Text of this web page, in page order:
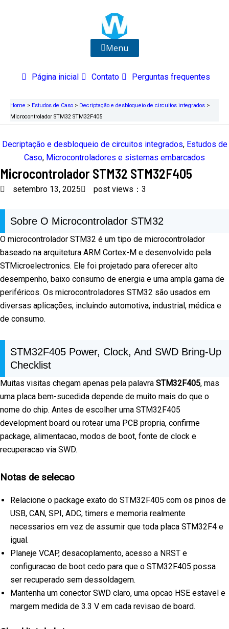
Menu
Página inicial Contato Perguntas frequentes
Home > Estudos de Caso > Decriptação e desbloqueio de circuitos integrados >
Microcontrolador STM32 STM32F405
Decriptação e desbloqueio de circuitos integrados, Estudos de
Caso, Microcontroladores e sistemas embarcados
Microcontrolador STM32 STM32F405
setembro 13, 2025 post views：3
Sobre O Microcontrolador STM32
O microcontrolador STM32 é um tipo de microcontrolador
baseado na arquitetura ARM Cortex-M e desenvolvido pela
STMicroelectronics. Ele foi projetado para oferecer alto
desempenho, baixo consumo de energia e uma ampla gama de
periféricos. Os microcontroladores STM32 são usados em
diversas aplicações, incluindo automotiva, industrial, médica e
de consumo.
STM32F405 Power, Clock, And SWD Bring-Up
Checklist
Muitas visitas chegam apenas pela palavra STM32F405, mas
uma placa bem-sucedida depende de muito mais do que o
nome do chip. Antes de escolher uma STM32F405
development board ou rotear uma PCB propria, confirme
package, alimentacao, modos de boot, fonte de clock e
recuperacao via SWD.
Notas de selecao
Relacione o package exato do STM32F405 com os pinos de
USB, CAN, SPI, ADC, timers e memoria realmente
necessarios em vez de assumir que toda placa STM32F4 e
igual.
Planeje VCAP, desacoplamento, acesso a NRST e
configuracao de boot cedo para que o STM32F405 possa
ser recuperado sem dessoldagem.
Mantenha um conector SWD claro, uma opcao HSE estavel e
margem medida de 3.3 V em cada revisao de board.